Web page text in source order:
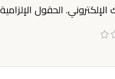
الإلكتروني. الحقول